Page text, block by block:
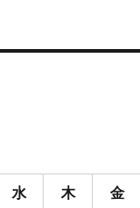
水 木 金